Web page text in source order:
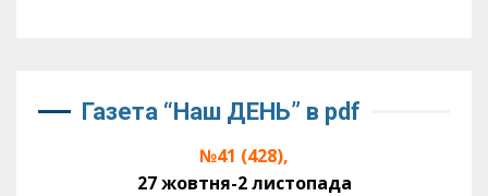
Газета “Наш ДЕНЬ” в pdf
№41 (428),
27 жовтня-2 листопада